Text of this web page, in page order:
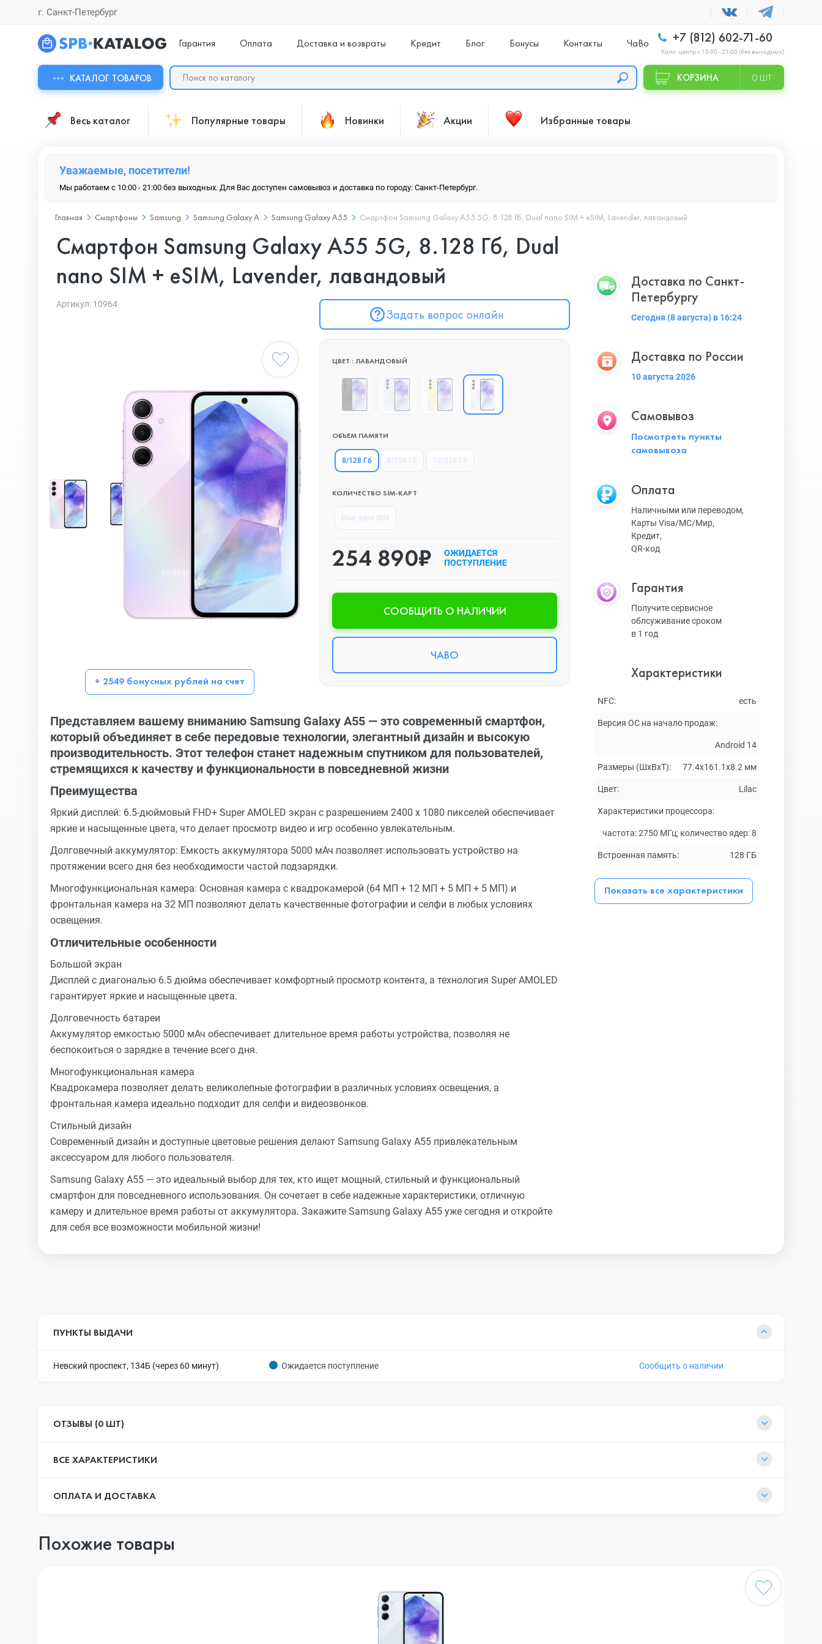
г. Санкт-Петербург
Гарантия Оплата Доставка и возвраты Кредит Блог Бонусы Контакты ЧаВо +7 (812) 602-71-60
Колл -центр с 10:00 - 21:00 (без выходных)
КАТАЛОГ ТОВАРОВ КОРЗИНА 0 ШТ
Весь каталог Популярные товары Новинки Акции Избранные товары
Уважаемые, посетители!
Мы работаем с 10:00 - 21:00 без выходных. Для Вас доступен самовывоз и доставка по городу: Санкт-Петербург.
Главная Смартфоны Samsung Samsung Galaxy A Samsung Galaxy A55 Смартфон Samsung Galaxy A55 5G, 8.128 Гб, Dual nano SIM + eSIM, Lavender, лавандовый
Смартфон Samsung Galaxy A55 5G, 8.128 Гб, Dual
nano SIM + eSIM, Lavender, лавандовый
Артикул: 10964
Задать вопрос онлайн
+ 2549 бонусных рублей на счет
ЦВЕТ : ЛАВАНДОВЫЙ
ОБЪЕМ ПАМЯТИ
8/128 Гб
КОЛИЧЕСТВО SIM-КАРТ
254 890₽
ОЖИДАЕТСЯ
ПОСТУПЛЕНИЕ
CООБЩИТЬ О НАЛИЧИИ
ЧАВО
Представляем вашему вниманию Samsung Galaxy A55 — это современный смартфон,
который объединяет в себе передовые технологии, элегантный дизайн и высокую
производительность. Этот телефон станет надежным спутником для пользователей,
стремящихся к качеству и функциональности в повседневной жизни
Преимущества
Яркий дисплей: 6.5-дюймовый FHD+ Super AMOLED экран с разрешением 2400 x 1080 пикселей обеспечивает
яркие и насыщенные цвета, что делает просмотр видео и игр особенно увлекательным.
Долговечный аккумулятор: Емкость аккумулятора 5000 мАч позволяет использовать устройство на
протяжении всего дня без необходимости частой подзарядки.
Многофункциональная камера: Основная камера с квадрокамерой (64 МП + 12 МП + 5 МП + 5 МП) и
фронтальная камера на 32 МП позволяют делать качественные фотографии и селфи в любых условиях
освещения.
Отличительные особенности
Большой экран
Дисплей с диагональю 6.5 дюйма обеспечивает комфортный просмотр контента, а технология Super AMOLED
гарантирует яркие и насыщенные цвета.
Долговечность батареи
Аккумулятор емкостью 5000 мАч обеспечивает длительное время работы устройства, позволяя не
беспокоиться о зарядке в течение всего дня.
Многофункциональная камера
Квадрокамера позволяет делать великолепные фотографии в различных условиях освещения, а
фронтальная камера идеально подходит для селфи и видеозвонков.
Стильный дизайн
Современный дизайн и доступные цветовые решения делают Samsung Galaxy A55 привлекательным
аксессуаром для любого пользователя.
Samsung Galaxy A55 — это идеальный выбор для тех, кто ищет мощный, стильный и функциональный
смартфон для повседневного использования. Он сочетает в себе надежные характеристики, отличную
камеру и длительное время работы от аккумулятора. Закажите Samsung Galaxy A55 уже сегодня и откройте
для себя все возможности мобильной жизни!
Доставка по Санкт-
Петербургу
Сегодня (8 августа) в 16:24
Доставка по России
10 августа 2026
Самовывоз
Посмотреть пункты
самовывоза
Оплата
Наличными или переводом,
Карты Visa/MC/Мир,
Кредит,
QR-код
Гарантия
Получите сервисное
облсуживание сроком
в 1 год
Характеристики
NFC: есть
Версия ОС на начало продаж:
Android 14
Размеры (ШxВxТ): 77.4x161.1x8.2 мм
Цвет: Lilac
Характеристики процессора:
частота: 2750 МГц; количество ядер: 8
Встроенная память: 128 ГБ
Показать все характеристики
ПУНКТЫ ВЫДАЧИ
Невский проспект, 134Б (через 60 минут) Ожидается поступление Сообщить о наличии
ОТЗЫВЫ (0 ШТ)
ВСЕ ХАРАКТЕРИСТИКИ
ОПЛАТА И ДОСТАВКА
Похожие товары